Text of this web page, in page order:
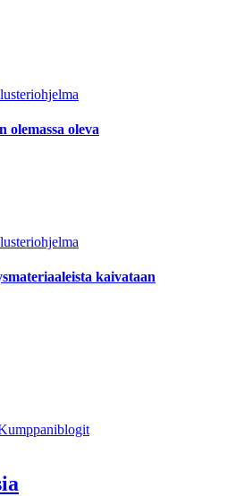
olemassa oleva
kaivataan